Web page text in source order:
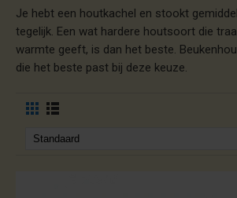
Je hebt een houtkachel en stookt
tegelijk. Een wat hardere houtsoort die
warmte geeft, is dan het beste.
die het beste past bij deze keuze.